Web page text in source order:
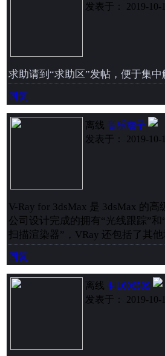
发表于： 2019-10-
求助请到“求助区”发帖，便于集中
回复
离线 音乐痞子
发表于： 2019-10-
V-Ray for 3dsMax 是 3dsMax 的
公司设计完成的拥有“光线跟踪”
扫描渲染器”，VRay 还包括了其
回复
离线 441606509
发表于： 2019-10-